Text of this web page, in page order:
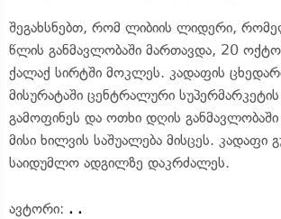
შეგახსნებთ, რომ ლიბიის ლიდერი,
წლის განმავლობაში მართავდა, 20
ქალაქ სირტში მოკლეს. კადაფის
მისურატაში ცენტრალური სუპერმარკეტის
გამოფინეს და ოთხი დღის
მისი ხილვის საშუალება მისცეს. კადაფი
საიდუმლო ადგილზე დაკრძალეს.
ავტორი: . .